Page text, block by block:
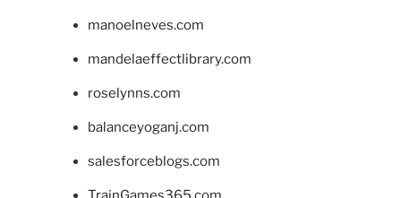
manoelneves.com
mandelaeffectlibrary.com
roselynns.com
balanceyoganj.com
salesforceblogs.com